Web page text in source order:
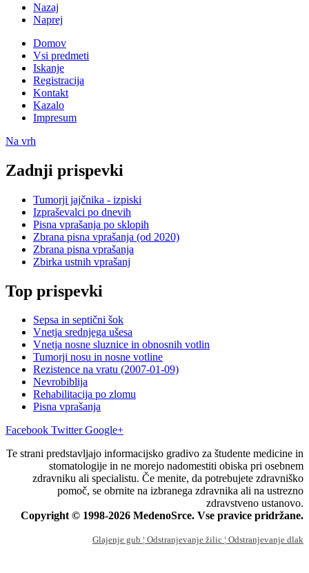
Nazaj
Naprej
Domov
Vsi predmeti
Iskanje
Registracija
Kontakt
Kazalo
Impresum
Na vrh
Zadnji prispevki
Tumorji jajčnika - izpiski
Izpraševalci po dnevih
Pisna vprašanja po sklopih
Zbrana pisna vprašanja (od 2020)
Zbrana pisna vprašanja
Zbirka ustnih vprašanj
Top prispevki
Sepsa in septični šok
Vnetja srednjega ušesa
Vnetja nosne sluznice in obnosnih votlin
Tumorji nosu in nosne votline
Rezistence na vratu (2007-01-09)
Nevrobiblija
Rehabilitacija po zlomu
Pisna vprašanja
Facebook Twitter Google+
Te strani predstavljajo informacijsko gradivo za študente medicine in
stomatologije in ne morejo nadomestiti obiska pri osebnem
zdravniku ali specialistu. Če menite, da potrebujete zdravniško
pomoč, se obrnite na izbranega zdravnika ali na ustrezno
zdravstveno ustanovo.
Copyright © 1998-2026 MedenoSrce. Vse pravice pridržane.
Glajenje gub ¦ Odstranjevanje žilic ¦ Odstranjevanje dlak